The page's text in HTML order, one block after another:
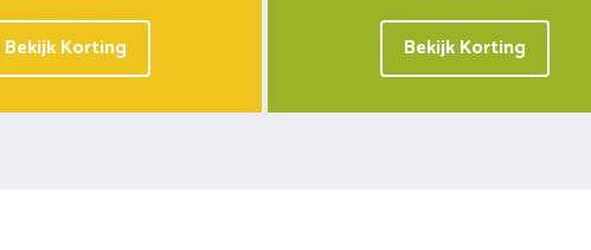
Bekijk Korting Bekijk Korting